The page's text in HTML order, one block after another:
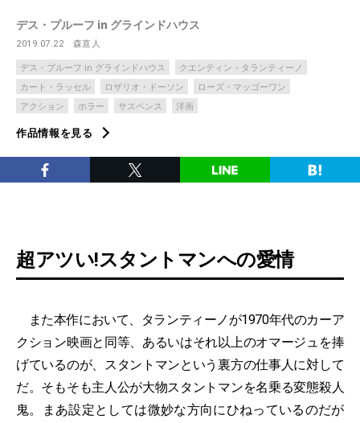
デス・プルーフ in グラインドハウス
2019.07.22 森直人
デス・プルーフ in グラインドハウス
クエンティン・タランティーノ
カート・ラッセル
ロザリオ・ドーソン
ローズ・マッゴーワン
アクション
ホラー サスペンス 洋画
作品情報を見る
超アツい!スタントマンへの愛情
また本作において、タランティーノが1970年代のカーア
クション映画と同等、あるいはそれ以上のオマージュを捧
げているのが、スタントマンという裏方の仕事人に対して
だ。そもそも主人公が大物スタントマンを名乗る変態殺人
鬼。まあ設定としては微妙な方向にひねっているのだが